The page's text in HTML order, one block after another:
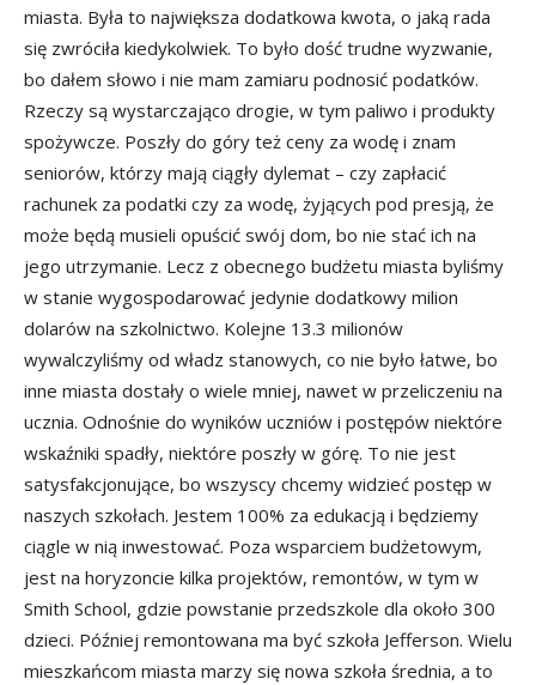
miasta. Była to największa dodatkowa kwota, o jaką rada
się zwróciła kiedykolwiek. To było dość trudne wyzwanie,
bo dałem słowo i nie mam zamiaru podnosić podatków.
Rzeczy są wystarczająco drogie, w tym paliwo i produkty
spożywcze. Poszły do góry też ceny za wodę i znam
seniorów, którzy mają ciągły dylemat – czy zapłacić
rachunek za podatki czy za wodę, żyjących pod presją, że
może będą musieli opuścić swój dom, bo nie stać ich na
jego utrzymanie. Lecz z obecnego budżetu miasta byliśmy
w stanie wygospodarować jedynie dodatkowy milion
dolarów na szkolnictwo. Kolejne 13.3 milionów
wywalczyliśmy od władz stanowych, co nie było łatwe, bo
inne miasta dostały o wiele mniej, nawet w przeliczeniu na
ucznia. Odnośnie do wyników uczniów i postępów niektóre
wskaźniki spadły, niektóre poszły w górę. To nie jest
satysfakcjonujące, bo wszyscy chcemy widzieć postęp w
naszych szkołach. Jestem 100% za edukacją i będziemy
ciągle w nią inwestować. Poza wsparciem budżetowym,
jest na horyzoncie kilka projektów, remontów, w tym w
Smith School, gdzie powstanie przedszkole dla około 300
dzieci. Później remontowana ma być szkoła Jefferson. Wielu
mieszkańcom miasta marzy się nowa szkoła średnia, a to